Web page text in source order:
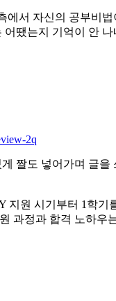
에서 자신의 공부비
땠는지 기억이 안
2q
짤도 넣어가며 글
지원 시기부터 1학
과정과 합격 노하우